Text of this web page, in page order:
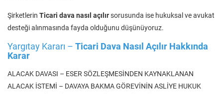
Şirketlerin Ticari dava nasıl açılırsorusunda ise hukuksal ve avukat
desteği alınmasında fayda olduğunu düşünüyoruz.
Yargıtay Kararı – Ticari Dava Nasıl Açılır Hakkında
Karar
ALACAK DAVASI – ESER SÖZLEŞMESİNDEN KAYNAKLANAN
ALACAK İSTEMİ – DAVAYA BAKMA GÖREVİNİN ASLİYE HUKUK